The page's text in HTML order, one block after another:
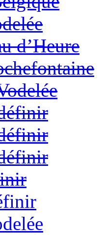
d’Heure